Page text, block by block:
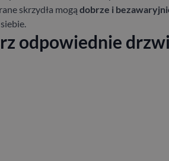
skrzydła mogą dobrze i
odpowiednie